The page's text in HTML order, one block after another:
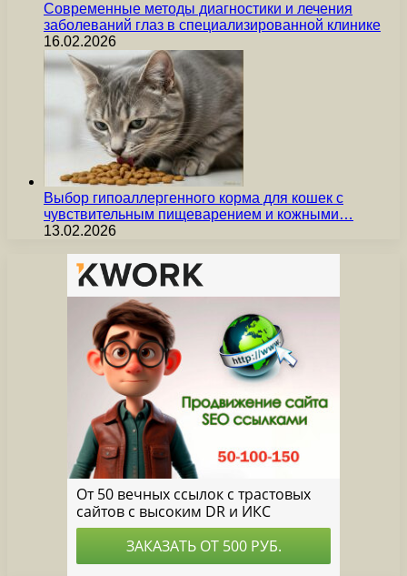
Современные методы диагностики и лечения
заболеваний глаз в специализированной клинике
16.02.2026
Выбор гипоаллергенного корма для кошек с
чувствительным пищеварением и кожными…
13.02.2026